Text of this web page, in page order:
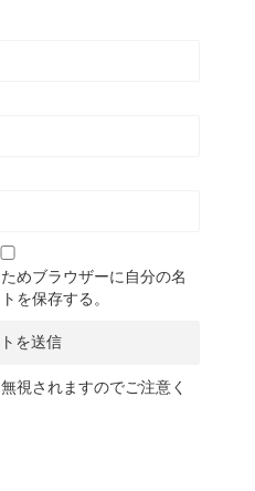
めブラウザーに自分の名
を保存する。
視されますのでご注意く